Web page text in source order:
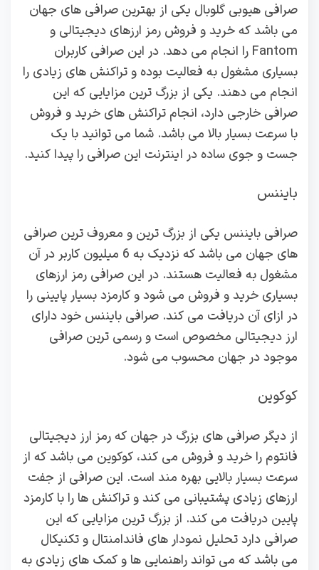
صرافی هیوبی گلوبال یکی از بهترین صرافی های جهان
می باشد که خرید و فروش رمز ارزهای دیجیتالی و
Fantom را انجام می دهد. در این صرافی کاربران
بسیاری مشغول به فعالیت بوده و تراکنش های زیادی را
انجام می دهند. یکی از بزرگ ترین مزایایی که این
صرافی خارجی دارد، انجام تراکنش های خرید و فروش
با سرعت بسیار بالا می باشد. شما می توانید با یک
جست و جوی ساده در اینترنت این صرافی را پیدا کنید.
بایننس
صرافی بایننس یکی از بزرگ ترین و معروف ترین صرافی
های جهان می باشد که نزدیک به 6 میلیون کاربر در آن
مشغول به فعالیت هستند. در این صرافی رمز ارزهای
بسیاری خرید و فروش می شود و کارمزد بسیار پایینی را
در ازای آن دریافت می کند. صرافی بایننس خود دارای
ارز دیجیتالی مخصوص است و رسمی ترین صرافی
موجود در جهان محسوب می شود.
کوکوین
از دیگر صرافی های بزرگ در جهان که رمز ارز دیجیتالی
فانتوم را خرید و فروش می کند، کوکوین می باشد که از
سرعت بسیار بالایی بهره مند است. این صرافی از جفت
ارزهای زیادی پشتیبانی می کند و تراکنش ها را با کارمزد
پایین دریافت می کند. از بزرگ ترین مزایایی که این
صرافی دارد تحلیل نمودار های فاندامنتال و تکنیکال
می باشد که می تواند راهنمایی ها و کمک های زیادی به